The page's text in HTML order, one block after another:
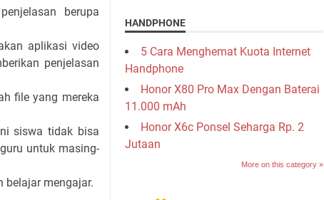
berupa
aplikasi video
penjelasan
file yang mereka
siswa tidak bisa
untuk masing-
belajar mengajar.
HANDPHONE
5 Cara Menghemat Kuota Internet
Handphone
Honor X80 Pro Max Dengan Baterai
11.000 mAh
Honor X6c Ponsel Seharga Rp. 2
Jutaan
More on this category »